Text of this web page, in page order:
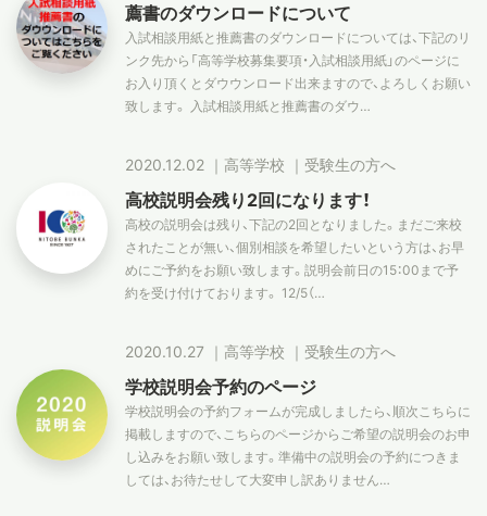
薦書のダウンロードについて
入試相談用紙と推薦書のダウンロードについては、下記のリ
ンク先から「高等学校募集要項・入試相談用紙」のページに
お入り頂くとダウウンロード出来ますので、よろしくお願い
致します。 入試相談用紙と推薦書のダウ…
2020.12.02｜ 高等学校 ｜ 受験生の方へ
高校説明会残り2回になります！
高校の説明会は残り、下記の2回となりました。まだご来校
されたことが無い、個別相談を希望したいという方は、お早
めにご予約をお願い致します。説明会前日の15：00まで予
約を受け付けております。 12/5（…
2020.10.27 ｜ 高等学校 ｜ 受験生の方へ
学校説明会予約のページ
学校説明会の予約フォームが完成しましたら、順次こちらに
掲載しますので、こちらのページからご希望の説明会のお申
し込みをお願い致します。準備中の説明会の予約につきま
しては、お待たせして大変申し訳ありません…